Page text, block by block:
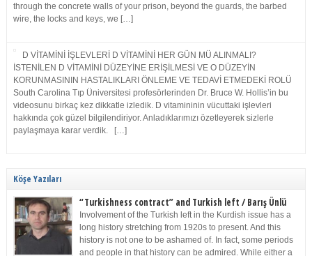
through the concrete walls of your prison, beyond the guards, the barbed
wire, the locks and keys, we […]
D VİTAMİNİ İŞLEVLERİ D VİTAMİNİ HER GÜN MÜ ALINMALI?
İSTENİLEN D VİTAMİNİ DÜZEYİNE ERİŞİLMESİ VE O DÜZEYİN
KORUNMASININ HASTALIKLARI ÖNLEME VE TEDAVİ ETMEDEKİ ROLÜ
South Carolina Tıp Üniversitesi profesörlerinden Dr. Bruce W. Hollis’in bu
videosunu birkaç kez dikkatle izledik. D vitamininin vücuttaki işlevleri
hakkında çok güzel bilgilendiriyor. Anladıklarımızı özetleyerek sizlerle
paylaşmaya karar verdik. […]
Köşe Yazıları
“Turkishness contract” and Turkish left / Barış Ünlü
Involvement of the Turkish left in the Kurdish issue has a
long history stretching from 1920s to present. And this
history is not one to be ashamed of. In fact, some periods
and people in that history can be admired. While either a